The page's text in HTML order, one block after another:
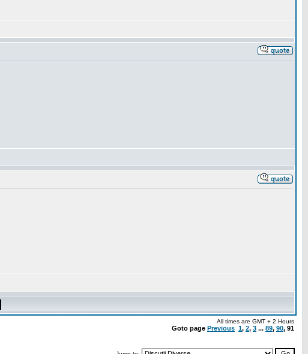
All times are GMT + 2 Hours
Goto page Previous 1, 2, 3 ... 89, 90, 91